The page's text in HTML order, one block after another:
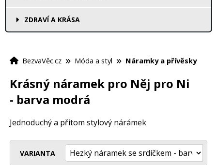
ZDRAVÍ A KRÁSA
BezvaVěc.cz Móda a styl Náramky a přívěsky
Krásný náramek pro Něj pro Ni
- barva modrá
Jednoduchý a přitom stylový nárámek
VARIANTA